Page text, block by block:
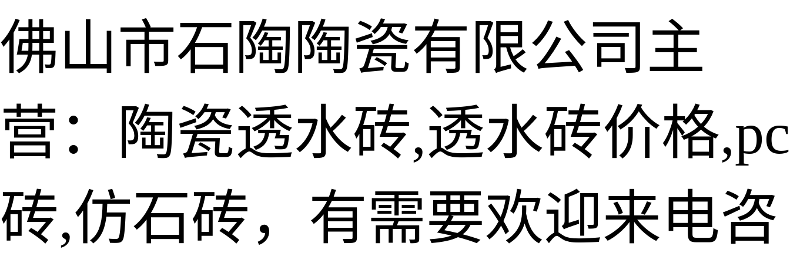
佛山市石陶陶瓷有限公司主
营：陶瓷透水砖,透水砖价格,pc
砖,仿石砖，有需要欢迎来电咨